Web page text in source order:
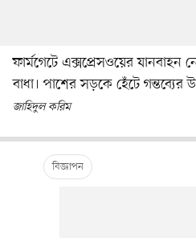
ফার্মগেটে এক্সপ্রেসওয়ের যানবাহন
বাধা। পাশের সড়কে হেঁটে গন্তব্যের
জাহিদুল করিম